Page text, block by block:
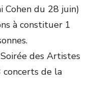
Cohen du 28 juin)
à constituer 1
des Artistes
de la